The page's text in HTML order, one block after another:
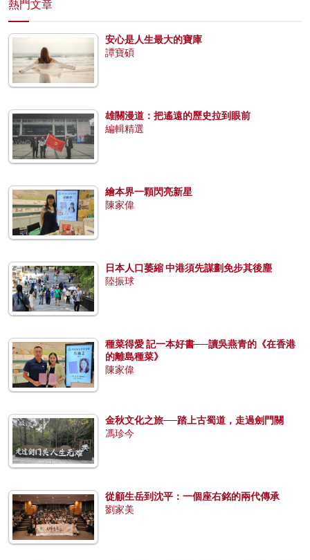
熱門文章
安心是人生最大的寶庫
譚寶碩
雄關漫道：把遙遠的歷史拉到眼前
編輯精選
繪本界一顆閃亮新星
陳家偉
日本人口萎縮 中港須先謀劃免步其後塵
陸振球
種菜得愛 記一本好書──讀吳燕青的《在香港
的離島種菜》
陳家偉
金秋文化之旅──踏上古蜀道，走過劍門關
馮珍今
從顧生岳到沈平：一個座右銘的兩代傳承
劉家美